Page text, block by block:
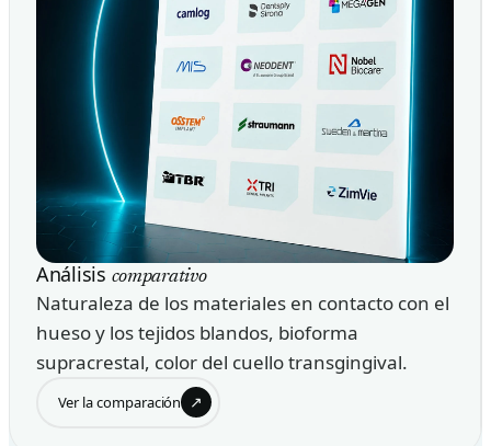
Análisis comparativo
Naturaleza de los materiales en contacto con el
hueso y los tejidos blandos, bioforma
supracrestal, color del cuello transgingival.
Ver la comparación ↗